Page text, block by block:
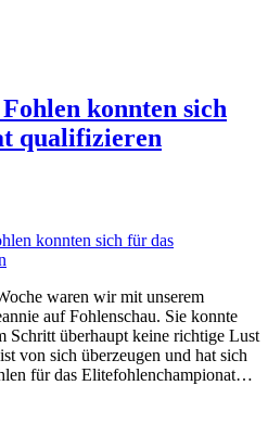
konnten sich
qualifizieren
waren wir mit unserem
auf Fohlenschau. Sie konnte
Schritt überhaupt keine richtige Lust
von sich überzeugen und hat sich
für das Elitefohlenchampionat…